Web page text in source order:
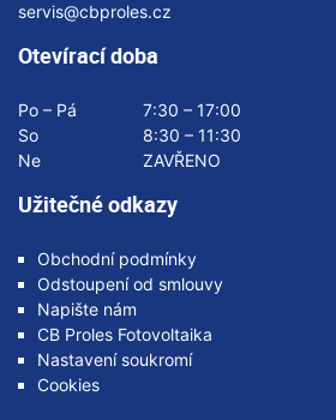
servis@cbproles.cz
Otevírací doba
Po – Pá
7:30 – 17:00
So
8:30 – 11:30
Ne
ZAVŘENO
Užitečné odkazy
Obchodní podmínky
Odstoupení od smlouvy
Napište nám
CB Proles Fotovoltaika
Nastavení soukromí
Cookies